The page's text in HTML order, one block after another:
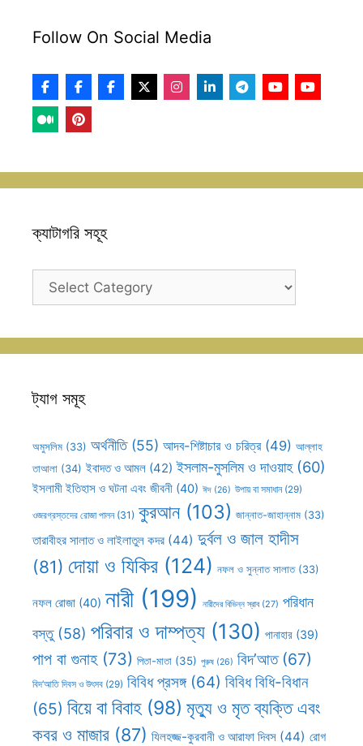
Follow On Social Media
ক্যাটাগরি সহূহ
ক্যাটাগরি
ট্যাগ সমূহ
অমুসলিম (33) অর্থনীতি(55) আদব-শিষ্টাচার ও চরিত্র(49) আল্লাহ
তাআলা (34) ইবাদত ও আমল (42) ইসলাম-মুসলিম ও দাওয়াহ(60)
ইসলামী ইতিহাস ও ঘটনা এবং জীবনী (40) ঈদ (26) উপায় বা সমাধান(29)
ওজরগ্রস্তদের রোজা পালন(31) কুরআন(103) জান্নাত-জাহান্নাম (33)
তারাবীহর সালাত ও লাইলাতুল কদর (44) দুর্বল ও জাল হাদীস
(81) দোয়া ও যিকির (124) নফল ও সুন্নাত সালাত(33)
নফল রোজা (40) নারী(199) নারীদের বিভিন্ন স্রাব(27) পরিধান
বস্তু(58) পরিবার ও দাম্পত্য (130) পানাহার (39)
পাপ বা গুনাহ(73) পিতা-মাতা (35) পুরুষ (26) বিদ’আত(67)
বিদ’আতি দিবস ও উৎসব (29) বিবিধ প্রসঙ্গ(64) বিবিধ বিধি-বিধান
(65) বিয়ে বা বিবাহ (98) মৃত্যু ও মৃত ব্যক্তি এবং
কবর ও মাজার (87) যিলহজ্জ-কুরবানী ও আরাফা দিবস (44) রোগ